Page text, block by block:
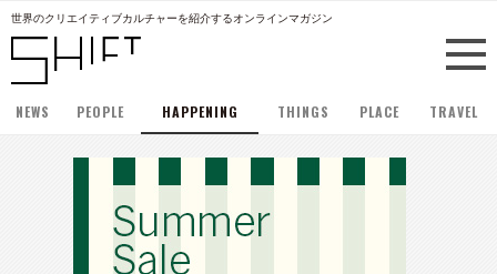
世界のクリエイティブカルチャーを紹介するオンラインマガジン
NEWS PEOPLE HAPPENING THINGS PLACE TRAVEL